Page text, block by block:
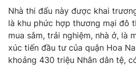
VTV4 Vươn
VTV9 VTV8
Nhà thi đấu này được khai
là khu phức hợp thương mại đô
mua sắm, trải nghiệm, nhà ở, là
xúc tiến đầu tư của quận Hoa
khoảng 430 triệu Nhân dân tệ,